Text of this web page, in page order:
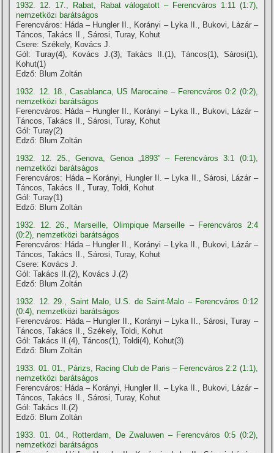
1932. 12. 17., Rabat, Rabat válogatott – Ferencváros 1:11 (1:7),
nemzetközi barátságos
Ferencváros: Háda – Hungler II., Korányi – Lyka II., Bukovi, Lázár –
Táncos, Takács II., Sárosi, Turay, Kohut
Csere: Székely, Kovács J.
Gól: Turay(4), Kovács J.(3), Takács II.(1), Táncos(1), Sárosi(1),
Kohut(1)
Edző: Blum Zoltán
1932. 12. 18., Casablanca, US Marocaine – Ferencváros 0:2 (0:2),
nemzetközi barátságos
Ferencváros: Háda – Hungler II., Korányi – Lyka II., Bukovi, Lázár –
Táncos, Takács II., Sárosi, Turay, Kohut
Gól: Turay(2)
Edző: Blum Zoltán
1932. 12. 25., Genova, Genoa „1893” – Ferencváros 3:1 (0:1),
nemzetközi barátságos
Ferencváros: Háda – Korányi, Hungler II. – Lyka II., Sárosi, Lázár –
Táncos, Takács II., Turay, Toldi, Kohut
Gól: Turay(1)
Edző: Blum Zoltán
1932. 12. 26., Marseille, Olimpique Marseille – Ferencváros 2:4
(0:2), nemzetközi barátságos
Ferencváros: Háda – Hungler II., Korányi – Lyka II., Bukovi, Lázár –
Táncos, Takács II., Sárosi, Turay, Kohut
Csere: Kovács J.
Gól: Takács II.(2), Kovács J.(2)
Edző: Blum Zoltán
1932. 12. 29., Saint Malo, U.S. de Saint-Malo – Ferencváros 0:12
(0:4), nemzetközi barátságos
Ferencváros: Háda – Hungler II., Korányi – Lyka II., Sárosi, Turay –
Táncos, Takács II., Székely, Toldi, Kohut
Gól: Takács II.(4), Táncos(1), Toldi(4), Kohut(3)
Edző: Blum Zoltán
1933. 01. 01., Párizs, Racing Club de Paris – Ferencváros 2:2 (1:1),
nemzetközi barátságos
Ferencváros: Háda – Korányi, Hungler II. – Lyka II., Bukovi, Lázár –
Táncos, Takács II., Sárosi, Turay, Kohut
Gól: Takács II.(2)
Edző: Blum Zoltán
1933. 01. 04., Rotterdam, De Zwaluwen – Ferencváros 0:5 (0:2),
nemzetközi barátságos